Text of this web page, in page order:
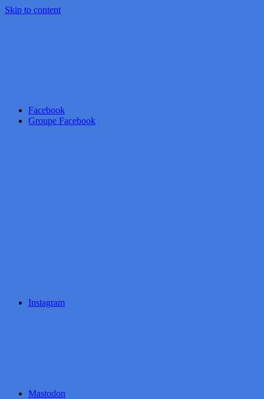
Skip to content
Facebook
Groupe Facebook
Instagram
Mastodon